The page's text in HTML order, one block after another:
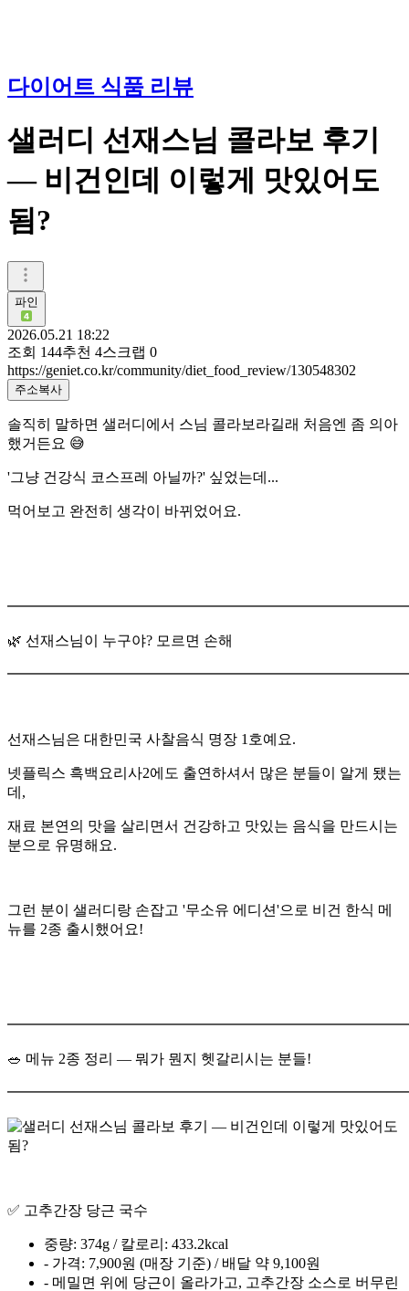
다이어트 식품 리뷰
샐러디 선재스님 콜라보 후기
— 비건인데 이렇게 맛있어도
됨?
파인
2026.05.21 18:22
조회 144추천 4스크랩 0
https://geniet.co.kr/community/diet_food_review/130548302
주소복사
솔직히 말하면 샐러디에서 스님 콜라보라길래 처음엔 좀 의아
했거든요 😅
'그냥 건강식 코스프레 아닐까?' 싶었는데...
먹어보고 완전히 생각이 바뀌었어요.
🌿 선재스님이 누구야? 모르면 손해
선재스님은 대한민국 사찰음식 명장 1호예요.
넷플릭스 흑백요리사2에도 출연하셔서 많은 분들이 알게 됐는
데,
재료 본연의 맛을 살리면서 건강하고 맛있는 음식을 만드시는
분으로 유명해요.
그런 분이 샐러디랑 손잡고 '무소유 에디션'으로 비건 한식 메
뉴를 2종 출시했어요!
🥗 메뉴 2종 정리 — 뭐가 뭔지 헷갈리시는 분들!
✅ 고추간장 당근 국수
중량: 374g / 칼로리: 433.2kcal
- 가격: 7,900원 (매장 기준) / 배달 약 9,100원
- 메밀면 위에 당근이 올라가고, 고추간장 소스로 버무린